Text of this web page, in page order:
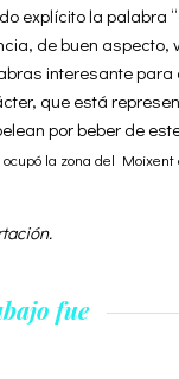
explícito la palabra
de buen aspecto,
interesante para
que está
por beber de
la zona del Moixent
fue